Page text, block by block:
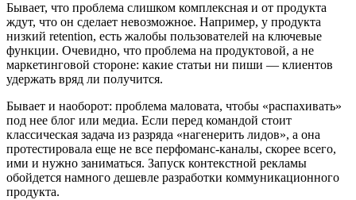
Бывает, что проблема слишком комплексная и от продукта
ждут, что он сделает невозможное. Например, у продукта
низкий retention, есть жалобы пользователей на ключевые
функции. Очевидно, что проблема на продуктовой, а не
маркетинговой стороне: какие статьи ни пиши — клиентов
удержать вряд ли получится.
Бывает и наоборот: проблема маловата, чтобы «распахивать»
под нее блог или медиа. Если перед командой стоит
классическая задача из разряда «нагенерить лидов», а она
протестировала еще не все перфоманс-каналы, скорее всего,
ими и нужно заниматься. Запуск контекстной рекламы
обойдется намного дешевле разработки коммуникационного
продукта.